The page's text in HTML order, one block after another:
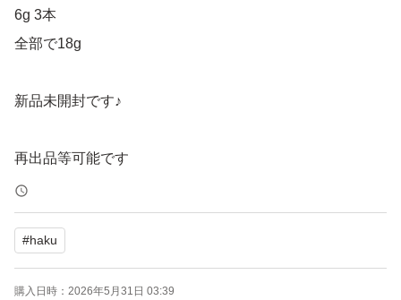
6g 3本
全部で18g
新品未開封です♪
再出品等可能です
ブランド：HAKU
#haku
購入日時： 2026年5月31日 03:39